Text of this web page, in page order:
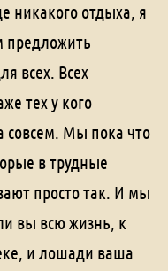
никакого отдыха, я
всех. Всех
тех у кого
совсем. Мы пока что
в трудные
просто так. И мы
вы всю жизнь, к
и лошади ваша